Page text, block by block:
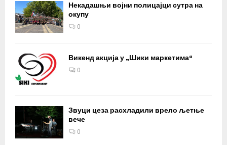
Некадашњи војни полицајци сутра на
окупу
0
Викенд акција у „Шики маркетима“
0
Звуци цеза расхладили врело љетње
вече
0